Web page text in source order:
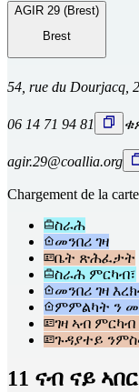
AGIR 29 (Brest)
Brest
54, rue du Dourjacq,
06 14 71 94 81
agir.29@coallia.org
Chargement de la
ስራሕ
መንበሪ ገዛ
ቤት ጽሕፈታት
ስራሕ ምርካብ፣
መንበሪ ገዛ
ምምልካት ን
ገዛ ኣብ ምርካብ
ጉዳያተይ
11 ናብ ናይ